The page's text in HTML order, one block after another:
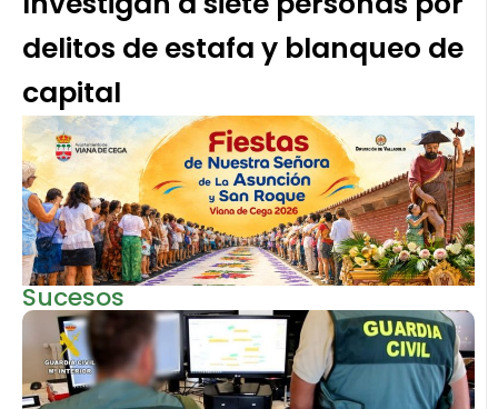
delitos de estafa y blanqueo de
capital
Sucesos